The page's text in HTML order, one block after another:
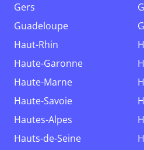
Gers
Guadeloupe
Haut-Rhin
Haute-Garonne
Haute-Marne
Haute-Savoie
Hautes-Alpes
Hauts-de-Seine